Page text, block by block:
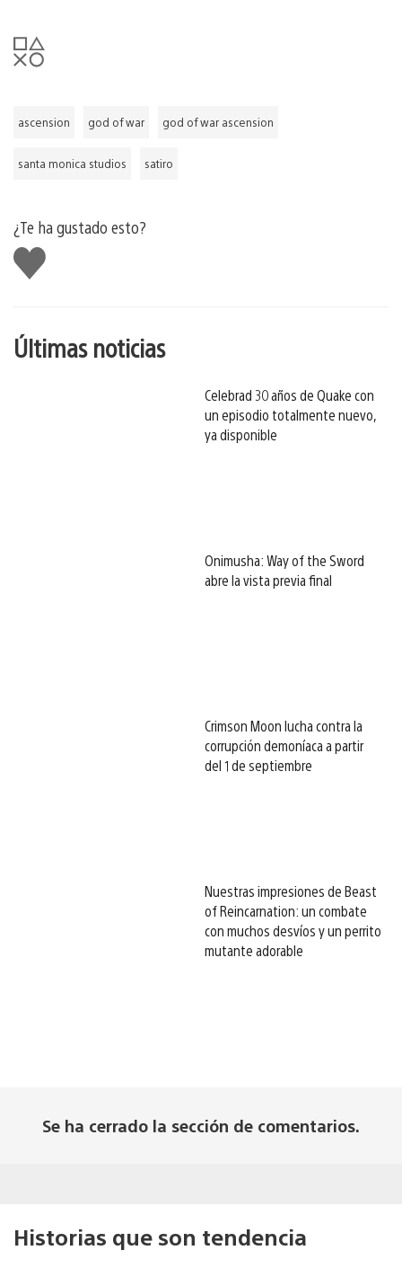
ascension god of war god of war ascension
santa monica studios satiro
¿Te ha gustado esto?
Me
gusta
Últimas noticias
Celebrad 30 años de Quake con
un episodio totalmente nuevo,
ya disponible
Onimusha: Way of the Sword
abre la vista previa final
Crimson Moon lucha contra la
corrupción demoníaca a partir
del 1 de septiembre
Nuestras impresiones de Beast
of Reincarnation: un combate
con muchos desvíos y un perrito
mutante adorable
Se ha cerrado la sección de comentarios.
Historias que son tendencia